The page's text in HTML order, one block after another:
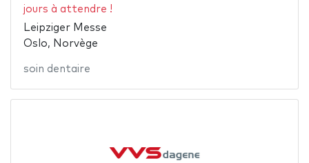
jours à attendre !
Leipziger Messe
Oslo, Norvège
soin dentaire